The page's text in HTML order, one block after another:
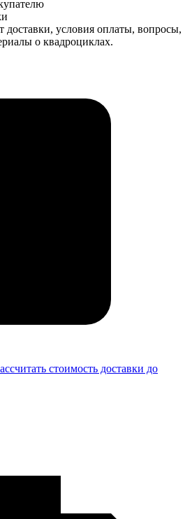
доставки, условия оплаты, вопросы,
о квадроциклах.
стоимость доставки до